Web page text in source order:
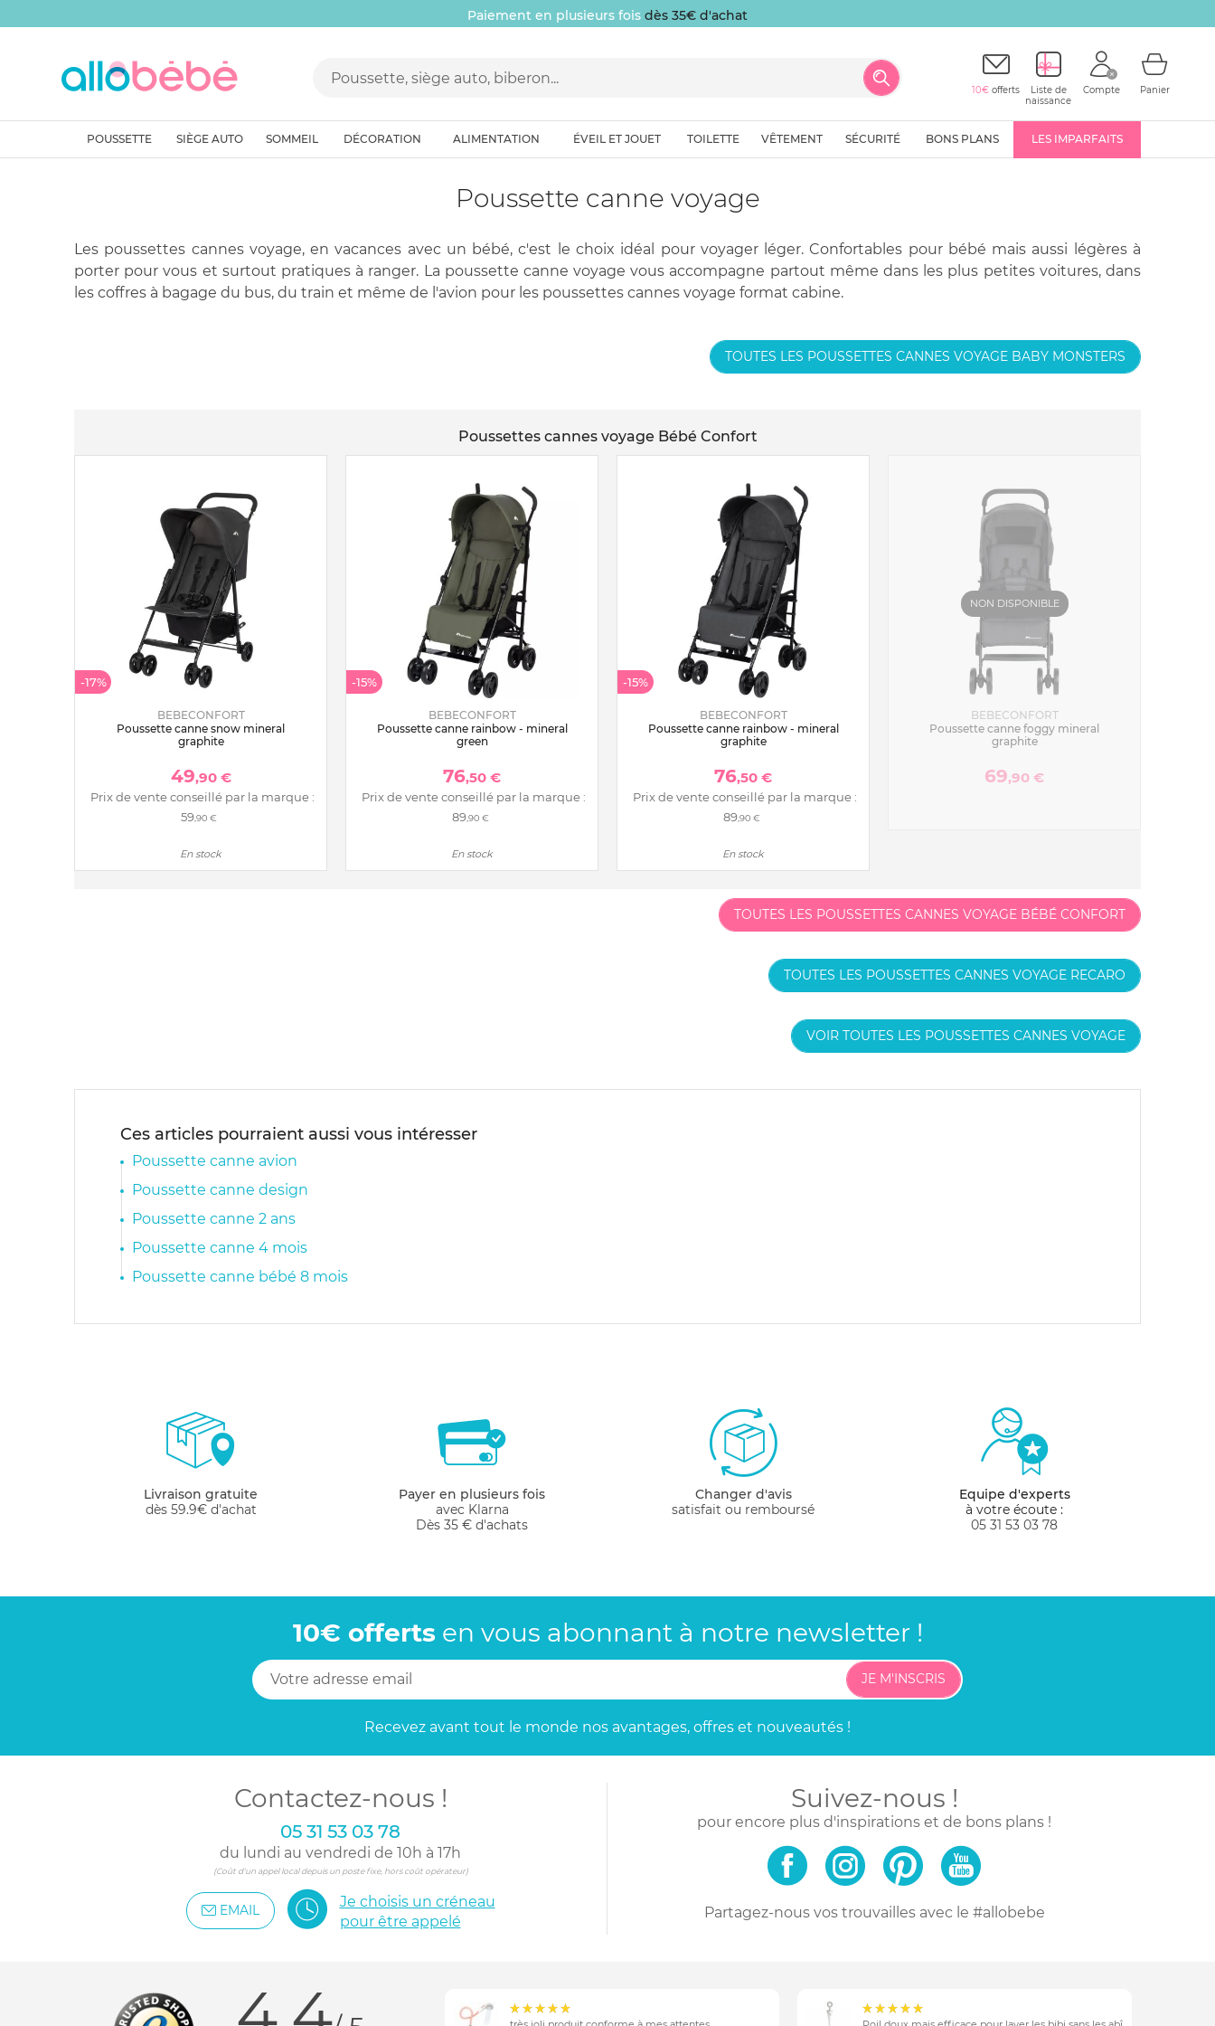
Paiement en plusieurs fois dès 35€ d'achat
10€ offerts
Liste de
naissance
Compte Panier
POUSSETTE SIÈGE AUTO SOMMEIL DÉCORATION ALIMENTATION ÉVEIL ET JOUET TOILETTE VÊTEMENT SÉCURITÉ BONS PLANS LES IMPARFAITS
Poussette canne voyage
Les poussettes cannes voyage, en vacances avec un bébé, c'est le choix idéal pour voyager léger. Confortables pour bébé mais aussi légères à
porter pour vous et surtout pratiques à ranger. La poussette canne voyage vous accompagne partout même dans les plus petites voitures, dans
les coffres à bagage du bus, du train et même de l'avion pour les poussettes cannes voyage format cabine.
TOUTES LES POUSSETTES CANNES VOYAGE BABY MONSTERS
Poussettes cannes voyage Bébé Confort
-17%
BEBECONFORT
Poussette canne snow mineral
graphite
49,90 €
Prix de vente conseillé par la marque :
59,90 €
En stock
-15%
BEBECONFORT
Poussette canne rainbow - mineral
green
76,50 €
Prix de vente conseillé par la marque :
89,90 €
En stock
-15%
BEBECONFORT
Poussette canne rainbow - mineral
graphite
76,50 €
Prix de vente conseillé par la marque :
89,90 €
En stock
NON DISPONIBLE
BEBECONFORT
Poussette canne foggy mineral
graphite
69,90 €
TOUTES LES POUSSETTES CANNES VOYAGE BÉBÉ CONFORT
TOUTES LES POUSSETTES CANNES VOYAGE RECARO
VOIR TOUTES LES POUSSETTES CANNES VOYAGE
Ces articles pourraient aussi vous intéresser
Poussette canne avion
Poussette canne design
Poussette canne 2 ans
Poussette canne 4 mois
Poussette canne bébé 8 mois
Livraison gratuite
dès 59.9€ d'achat
Payer en plusieurs fois
avec Klarna
Dès 35 € d'achats
Changer d'avis
satisfait ou remboursé
Equipe d'experts
à votre écoute :
05 31 53 03 78
10€ offertsen vous abonnantà notre newsletter !
JE M'INSCRIS
Recevez avant tout le monde nos avantages, offres et nouveautés !
Contactez-nous !
05 31 53 03 78
du lundi au vendredi de 10h à 17h
(Coût d'un appel local depuis un poste fixe, hors coût opérateur)
EMAIL
Je choisis un créneau
pour être appelé
Suivez-nous !
pour encore plus d'inspirations et de bons plans !
Partagez-nous vos trouvaillesavec le #allobebe